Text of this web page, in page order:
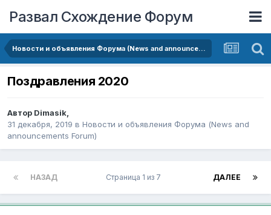
Развал Схождение Форум
Новости и объявления Форума (News and announcements Forum)
Поздравления 2020
Автор Dimasik,
31 декабря, 2019 в Новости и объявления Форума (News and
announcements Forum)
НАЗАД ДАЛЕЕ
Страница 1 из 7